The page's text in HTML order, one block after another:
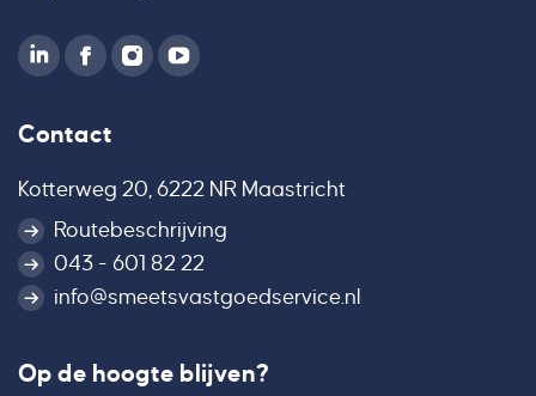
Contact
Kotterweg 20, 6222 NR Maastricht
Routebeschrijving
043 - 601 82 22
info@smeetsvastgoedservice.nl
Op de hoogte blijven?